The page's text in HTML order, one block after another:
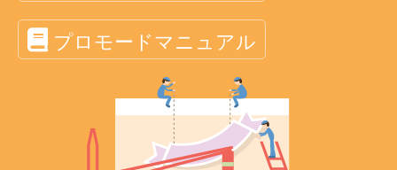
プロモードマニュアル